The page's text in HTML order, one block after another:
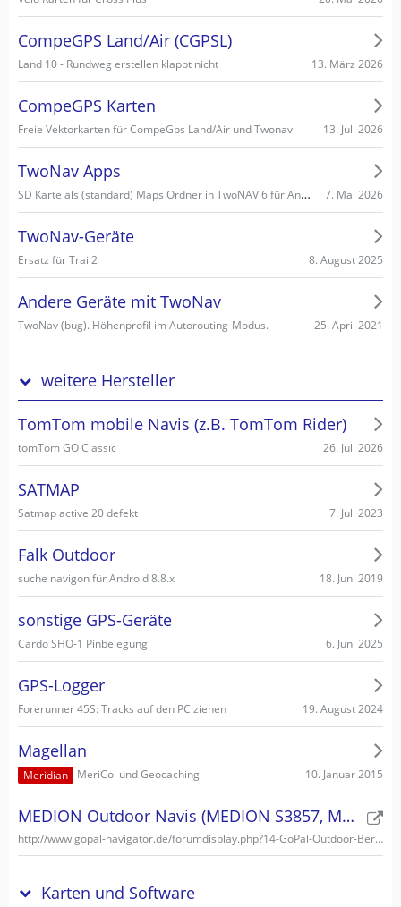
CompeGPS Land/Air (CGPSL)
Land 10 - Rundweg erstellen klappt nicht 13. März 2026
CompeGPS Karten
Freie Vektorkarten für CompeGps Land/Air und Twonav 13. Juli 2026
TwoNav Apps
SD Karte als (standard) Maps Ordner in TwoNAV 6 für Android einstellen/wählen 7. Mai 2026
TwoNav-Geräte
Ersatz für Trail2 8. August 2025
Andere Geräte mit TwoNav
TwoNav (bug). Höhenprofil im Autorouting-Modus. 25. April 2021
weitere Hersteller
TomTom mobile Navis (z.B. TomTom Rider)
tomTom GO Classic 26. Juli 2026
SATMAP
Satmap active 20 defekt 7. Juli 2023
Falk Outdoor
suche navigon für Android 8.8.x 18. Juni 2019
sonstige GPS-Geräte
Cardo SHO-1 Pinbelegung 6. Juni 2025
GPS-Logger
Forerunner 45S: Tracks auf den PC ziehen 19. August 2024
Magellan
Meridian MeriCol und Geocaching 10. Januar 2015
MEDION Outdoor Navis (MEDION S3857, MEDION S3747)
http://www.gopal-navigator.de/forumdisplay.php?14-GoPal-Outdoor-Bereich
Karten und Software